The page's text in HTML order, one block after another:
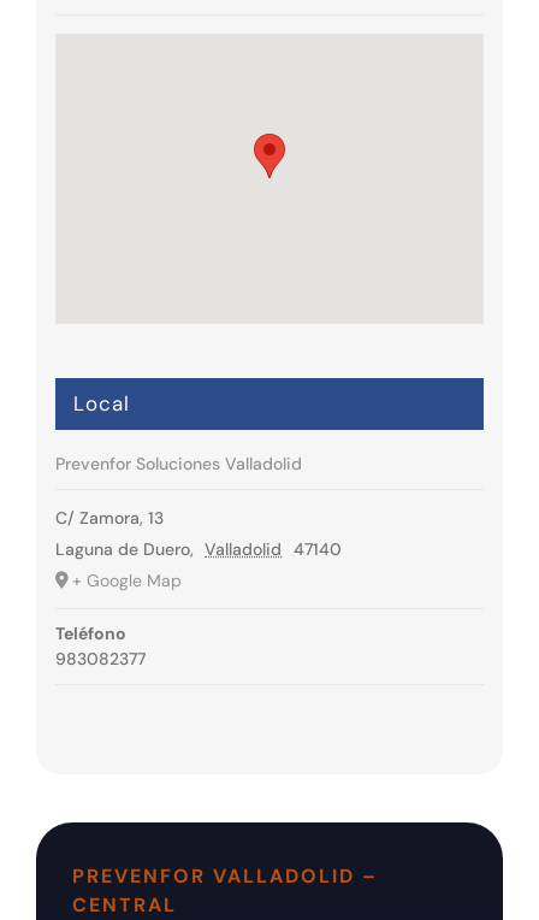
Local
Prevenfor Soluciones Valladolid
C/ Zamora, 13
Laguna de Duero, Valladolid
47140
+ Google Map
Teléfono
983082377
PREVENFOR VALLADOLID –
CENTRAL